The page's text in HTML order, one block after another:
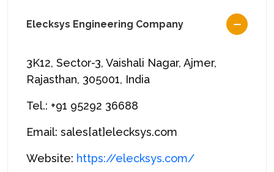
Elecksys Engineering Company
3K12, Sector-3, Vaishali Nagar, Ajmer,
Rajasthan, 305001, India
Tel.: +91 95292 36688
Email: sales[at]elecksys.com
Website: https://elecksys.com/